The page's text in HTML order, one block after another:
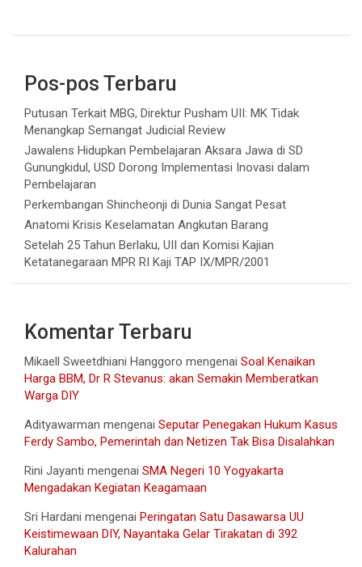
Pos-pos Terbaru
Putusan Terkait MBG, Direktur Pusham UII: MK Tidak
Menangkap Semangat Judicial Review
Jawalens Hidupkan Pembelajaran Aksara Jawa di SD
Gunungkidul, USD Dorong Implementasi Inovasi dalam
Pembelajaran
Perkembangan Shincheonji di Dunia Sangat Pesat
Anatomi Krisis Keselamatan Angkutan Barang
Setelah 25 Tahun Berlaku, UII dan Komisi Kajian
Ketatanegaraan MPR RI Kaji TAP IX/MPR/2001
Komentar Terbaru
Mikaell Sweetdhiani Hanggoro mengenai Soal Kenaikan
Harga BBM, Dr R Stevanus: akan Semakin Memberatkan
Warga DIY
Adityawarman mengenai Seputar Penegakan Hukum Kasus
Ferdy Sambo, Pemerintah dan Netizen Tak Bisa Disalahkan
Rini Jayanti mengenai SMA Negeri 10 Yogyakarta
Mengadakan Kegiatan Keagamaan
Sri Hardani mengenai Peringatan Satu Dasawarsa UU
Keistimewaan DIY, Nayantaka Gelar Tirakatan di 392
Kalurahan